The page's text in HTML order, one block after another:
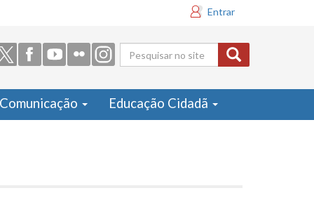
Entrar
Formulário
de busca
Comunicação Educação Cidadã